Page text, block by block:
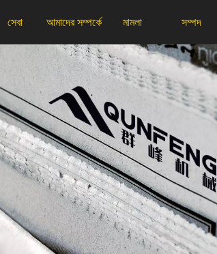
সেবা আমাদের সম্পর্কে মামলা সম্পদ